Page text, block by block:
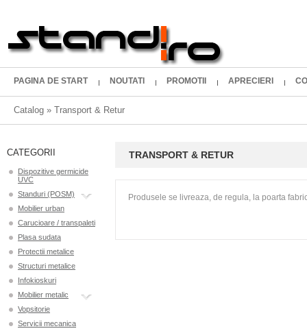
PAGINA DE START NOUTATI PROMOTII APRECIERI
Catalog » Transport & Retur
TRANSPORT & RETUR
Produsele se livreaza, de regula, la poarta
CATEGORII
Dispozitive germicide
UVC
Standuri (POSM)
Mobilier urban
Carucioare / transpaleti
Plasa sudata
Protectii metalice
Structuri metalice
Infokioskuri
Mobilier metalic
Vopsitorie
Servicii mecanica